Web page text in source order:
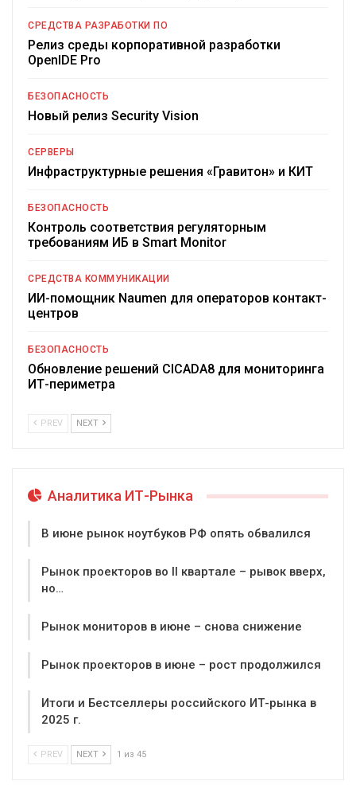
СРЕДСТВА РАЗРАБОТКИ ПО
Релиз среды корпоративной разработки
OpenIDE Pro
БЕЗОПАСНОСТЬ
Новый релиз Security Vision
СЕРВЕРЫ
Инфраструктурные решения «Гравитон» и КИТ
БЕЗОПАСНОСТЬ
Контроль соответствия регуляторным
требованиям ИБ в Smart Monitor
СРЕДСТВА КОММУНИКАЦИИ
ИИ-помощник Naumen для операторов контакт-
центров
БЕЗОПАСНОСТЬ
Обновление решений CICADA8 для мониторинга
ИТ-периметра
PREV NEXT
Аналитика ИТ-Рынка
В июне рынок ноутбуков РФ опять обвалился
Рынок проекторов во II квартале – рывок вверх,
но…
Рынок мониторов в июне – снова снижение
Рынок проекторов в июне – рост продолжился
Итоги и Бестселлеры российского ИТ-рынка в
2025 г.
PREV NEXT 1 из 45